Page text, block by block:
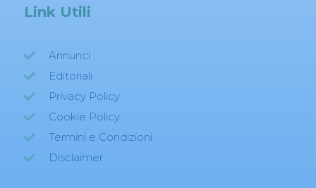
Link Utili
Annunci
Editoriali
Privacy Policy
Cookie Policy
Termini e Condizioni
Disclaimer